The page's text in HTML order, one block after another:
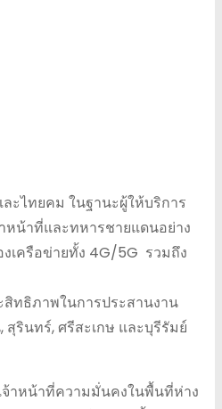
ะไทยคม ในฐานะผู้ให้บริการ
หน้าที่และทหารชายแดนอย่าง
เครือข่ายทั้ง 4G/5G รวมถึง
ทธิภาพในการประสานงาน
รินทร์, ศรีสะเกษ และบุรีรัมย์
จ้าหน้าที่ความมั่นคงในพื้นที่ห่าง